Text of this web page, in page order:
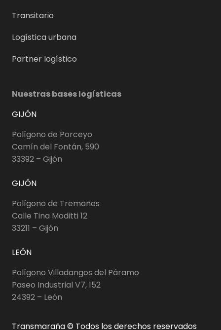
Transitario
Logística urbana
Partner logístico
Nuestras bases logísticas
GIJÓN
Polígono de Porceyo
Camín del Fontán, 590
33392 – Gijón
GIJÓN
Polígono de Tremañes
Calle Tina Moditti 12
33211 – Gijón
LEÓN
Polígono Villadangos del Páramo
Paseo Industrial V7, 152
24392 – León
Transmaraña © Todos los derechos reservados